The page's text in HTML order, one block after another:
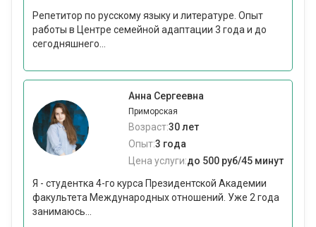
Репетитор по русскому языку и литературе. Опыт
работы в Центре семейной адаптации 3 года и до
сегодняшнего...
Анна Сергеевна
Приморская
Возраст:30 лет
Опыт:3 года
Цена услуги:до 500 руб/45 минут
Я - студентка 4-го курса Президентской Академии
факультета Международных отношений. Уже 2 года
занимаюсь...